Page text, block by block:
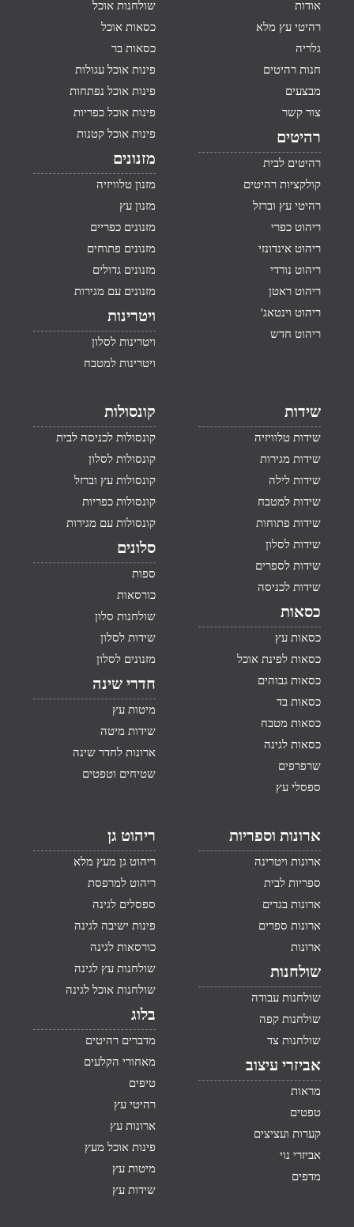
אודות
רהיטי עץ מלא
גלריה
חנות רהיטים
מבצעים
צור קשר
רהיטים
רהיטים לבית
קולקציות רהיטים
רהיטי עץ וברזל
ריהוט כפרי
ריהוט אינדונזי
ריהוט נורדי
ריהוט ראטן
ריהוט וינטאג'
ריהוט חדש
שולחנות אוכל
כסאות אוכל
כסאות בר
פינות אוכל עגולות
פינות אוכל נפתחות
פינות אוכל כפריות
פינות אוכל קטנות
מזנונים
מזנון טלוויזיה
מזנון עץ
מזנונים כפריים
מזנונים פתוחים
מזנונים גדולים
מזנונים עם מגירות
ויטרינות
ויטרינות לסלון
ויטרינות למטבח
שידות
שידות טלוויזיה
שידות מגירות
שידות לילה
שידות למטבח
שידות פתוחות
שידות לסלון
שידות לספרים
שידות לכניסה
כסאות
כסאות עץ
כסאות לפינת אוכל
כסאות גבוהים
כסאות בד
כסאות מטבח
כסאות לגינה
שרפרפים
ספסלי עץ
קונסולות
קונסולות לכניסה לבית
קונסולות לסלון
קונסולות עץ וברזל
קונסולות כפריות
קונסולות עם מגירות
סלונים
ספות
כורסאות
שולחנות סלון
שידות לסלון
מזנונים לסלון
חדרי שינה
מיטות עץ
שידות מיטה
ארונות לחדר שינה
שטיחים וטפטים
ארונות וספריות
ארונות ויטרינה
ספריות לבית
ארונות בגדים
ארונות ספרים
ארונות
שולחנות
שולחנות עבודה
שולחנות קפה
שולחנות צד
אביזרי עיצוב
מראות
טפטים
קערות ועציצים
אביזרי נוי
מדפים
ריהוט גן
ריהוט גן מעץ מלא
ריהוט למרפסת
ספסלים לגינה
פינות ישיבה לגינה
כורסאות לגינה
שולחנות עץ לגינה
שולחנות אוכל לגינה
בלוג
מדברים רהיטים
מאחורי הקלעים
טיפים
רהיטי עץ
ארונות עץ
פינות אוכל מעץ
מיטות עץ
שידות עץ